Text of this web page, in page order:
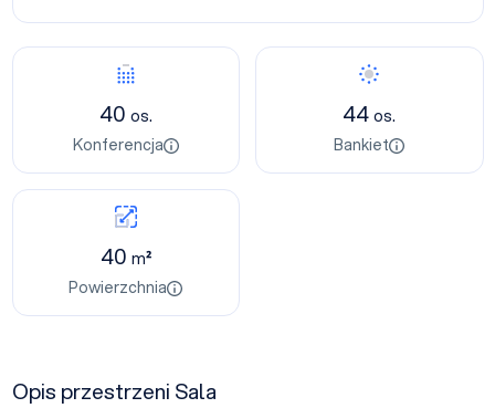
40 os.
Konferencja
44os.
Bankiet
40 m²
Powierzchnia
Opis przestrzeni Sala